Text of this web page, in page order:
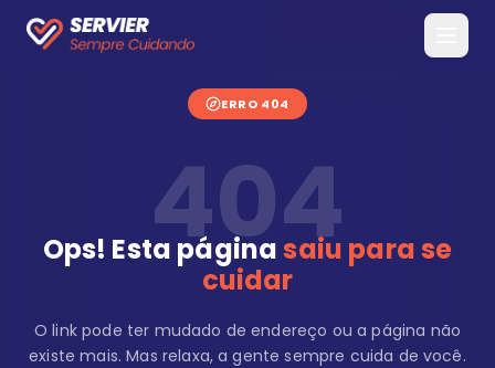
ERRO 404
404
Ops! Esta páginasaiu para se
cuidar
O link pode ter mudado de endereço ou a página não
existe mais. Mas relaxa, a gente sempre cuida de você.